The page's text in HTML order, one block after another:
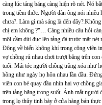
càng lúc tảng băng càng hiện rõ nét. Nó
trong tiềm thức. Người đàn ông nói nhiều
chưa?. Làm gì mà sáng là đến
chị em không ?"… Càng nhiều câu hỏi
môi cầm dùi đục lên tảng đá trước mặt
Đông về biến không khí trong công viên
vợ chồng rủ nhau chơi trượt băng trên
tuổi. Mái tóc người chồng trắng xóa như
hồng như ngày họ hôn nhau lần đầu.
viên con bé quay đầu nhìn hai vợ chồng
trên tảng băng trong suốt. Ánh mắt người
trong lọ thủy tinh bày ở cửa hàng bán